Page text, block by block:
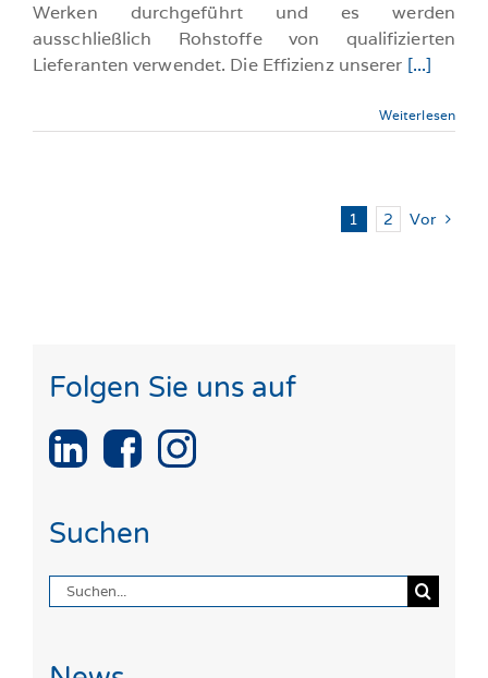
Werken durchgeführt und es werden
ausschließlich Rohstoffe von qualifizierten
Lieferanten verwendet. Die Effizienz unserer [...]
Weiterlesen
1 2 Vor
Folgen Sie uns auf
Suchen
Suche
nach: